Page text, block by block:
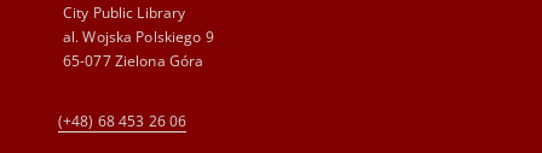
City Public Library
al. Wojska Polskiego 9
65-077 Zielona Góra
(+48) 68 453 26 06